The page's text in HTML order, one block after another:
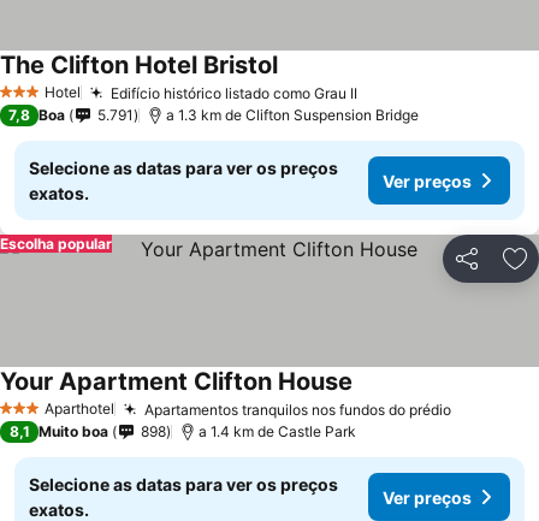
3 EstrelasHotel Edifício histórico listado como Grau IIVer preços
The Clifton Hotel BristolVer preços
7,8 Boa 5.791 a 1.3 km de Clifton Suspension Bridge
Selecione as datas para ver os preços
exatos.
Ver preços
Partilhar
Escolha popular
3 EstrelasAparthotel Apartamentos tranquilos nos fundos do prédioVer
Your Apartment Clifton House
8,1 Muito boa 898 a 1.4 km de Castle Park
Selecione as datas para ver os preços
exatos.
Ver preços